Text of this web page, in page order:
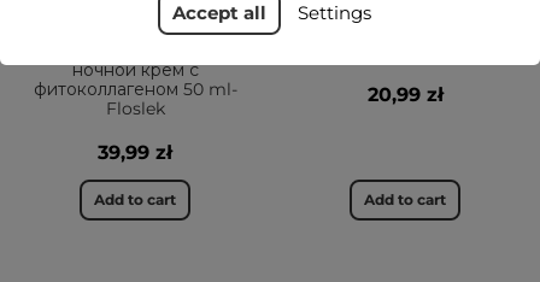
fitoCOLLAGEN pro age
ночной крем с
фитоколлагеном 50 ml-
Floslek
39,99 zł
Add to cart
20,99 zł
Add to cart
Accept all Settings